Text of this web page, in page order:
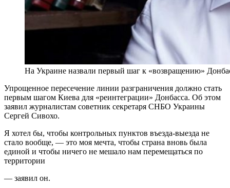
На Украине назвали первый шаг к «возвращению»
Упрощенное пересечение линии разграничения должно стать
первым шагом Киева для «реинтеграции» Донбасса. Об этом
заявил журналистам советник секретаря СНБО Украины
Сергей Сивохо.
Я хотел бы, чтобы контрольных пунктов въезда-выезда не
стало вообще, — это моя мечта, чтобы страна вновь была
единой и чтобы ничего не мешало нам перемещаться по
территории
— заявил он.